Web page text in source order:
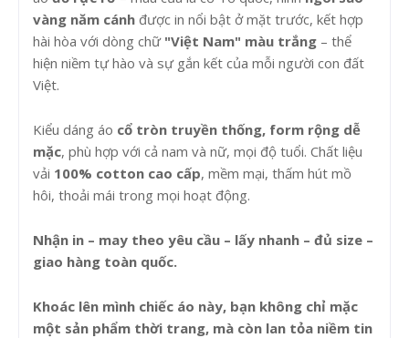
vàng năm cánh được in nổi bật ở mặt trước, kết hợp
hài hòa với dòng chữ "Việt Nam" màu trắng – thể
hiện niềm tự hào và sự gắn kết của mỗi người con đất
Việt.
Kiểu dáng áo cổ tròn truyền thống, form rộng dễ
mặc, phù hợp với cả nam và nữ, mọi độ tuổi. Chất liệu
vải 100% cotton cao cấp, mềm mại, thấm hút mồ
hôi, thoải mái trong mọi hoạt động.
Nhận in – may theo yêu cầu – lấy nhanh – đủ size –
giao hàng toàn quốc.
Khoác lên mình chiếc áo này, bạn không chỉ mặc
một sản phẩm thời trang, mà còn lan tỏa niềm tin